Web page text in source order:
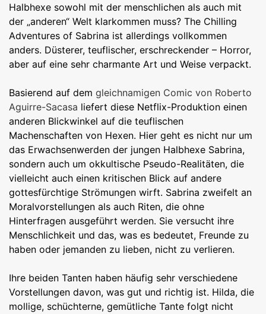
Halbhexe sowohl mit der menschlichen als auch mit
der „anderen“ Welt klarkommen muss? The Chilling
Adventures of Sabrina ist allerdings vollkommen
anders. Düsterer, teuflischer, erschreckender – Horror,
aber auf eine sehr charmante Art und Weise verpackt.
Basierend auf dem gleichnamigen Comic von Roberto
Aguirre-Sacasa liefert diese Netflix-Produktion einen
anderen Blickwinkel auf die teuflischen
Machenschaften von Hexen. Hier geht es nicht nur um
das Erwachsenwerden der jungen Halbhexe Sabrina,
sondern auch um okkultische Pseudo-Realitäten, die
vielleicht auch einen kritischen Blick auf andere
gottesfürchtige Strömungen wirft. Sabrina zweifelt an
Moralvorstellungen als auch Riten, die ohne
Hinterfragen ausgeführt werden. Sie versucht ihre
Menschlichkeit und das, was es bedeutet, Freunde zu
haben oder jemanden zu lieben, nicht zu verlieren.
Ihre beiden Tanten haben häufig sehr verschiedene
Vorstellungen davon, was gut und richtig ist. Hilda, die
mollige, schüchterne, gemütliche Tante folgt nicht